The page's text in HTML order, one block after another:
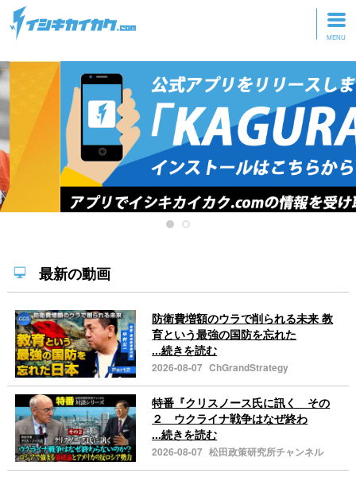
トップページ
動画を見る
記事を読む
セミナーに参加
研修・ツアーに参加
最新の動画
防衛費増額のウラで削られる未来 教
育という最強の国防を忘れた
...続きを読む
2026-08-07 ChGrandStrategy
特番『クリスノース氏に訊く その
２ ウクライナ戦争はなぜ終わ
...続きを読む
2026-08-07 松田政策研究所チャンネル